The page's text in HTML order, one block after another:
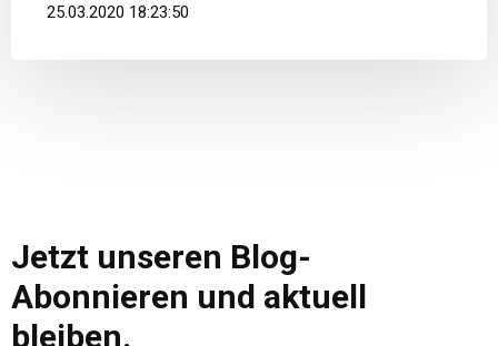
25.03.2020 18:23:50
Jetzt unseren Blog-
Abonnieren und aktuell
bleiben.